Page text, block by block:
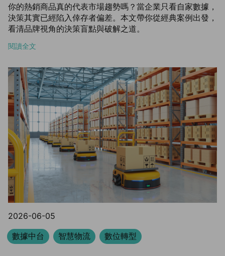
你的熱銷商品真的代表市場趨勢嗎？當企業只看自家數據，
決策其實已經陷入倖存者偏差。本文帶你從經典案例出發，
看清品牌視角的決策盲點與破解之道。
閱讀全文
2026-06-05
數據中台
智慧物流 數位轉型